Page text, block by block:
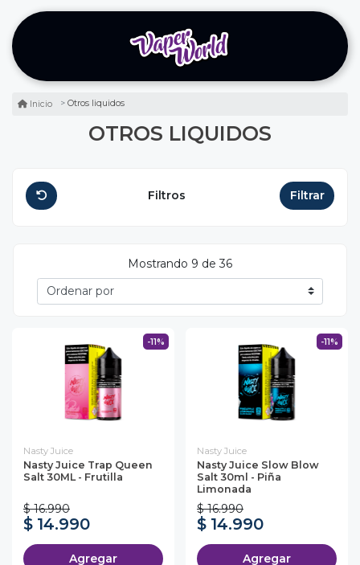
Inicio Otros liquidos
OTROS LIQUIDOS
Filtros Filtrar
Mostrando 9 de 36
-11%
Nasty Juice
Nasty Juice Trap Queen
Salt 30ML - Frutilla
$ 16.990
$ 14.990
Agregar
-11%
Nasty Juice
Nasty Juice Slow Blow
Salt 30ml - Piña
Limonada
$ 16.990
$ 14.990
Agregar